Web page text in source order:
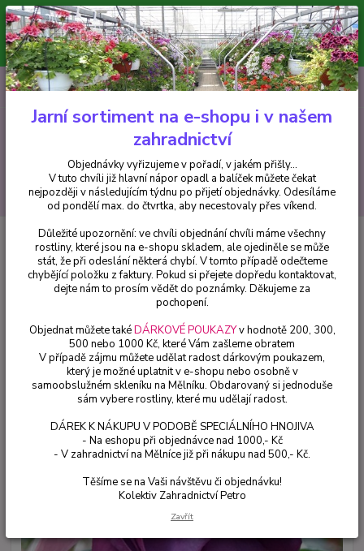
Minimální hodnota pro odeslání z e-shopu je 300 Kč.
V tuto chvíli již hlavní nápor objednávek opadl a balíček můžete čekat
nejpozději v následujícím týdnu po přijetí objednávky. Objednávky
vyřizujeme v pořadí, v jakém přišly...
CZK
Hledat
+420 602 223 614 0ks
za0 Kč
Fuchsie Jollies La Grande Provance - cena na prodejně
Jollies La Grande Provance - cena
na prodejně
Jarní sortiment na e-shopu i v našem
zahradnictví
Objednávky vyřizujeme v pořadí, v jakém přišly...
V tuto chvíli již hlavní nápor opadl a balíček můžete čekat
nejpozději v následujícím týdnu po přijetí objednávky. Odesíláme
od pondělí max. do čtvrtka, aby necestovaly přes víkend.
Důležité upozornění: ve chvíli objednání chvíli máme všechny
rostliny, které jsou na e-shopu skladem, ale ojediněle se může
stát, že při odeslání některá chybí. V tomto případě odečteme
chybějící položku z faktury. Pokud si přejete dopředu kontaktovat,
dejte nám to prosím vědět do poznámky. Děkujeme za
pochopení.
Objednat můžete takéDÁRKOVÉ POUKAZYv hodnotě 200, 300,
500 nebo 1000 Kč, které Vám zašleme obratem
V případě zájmu můžete udělat radost dárkovým poukazem,
který je možné uplatnit v e-shopu nebo osobně v
samoobslužném skleníku na Mělníku. Obdarovaný si jednoduše
sám vybere rostliny, které mu udělají radost.
DÁREK K NÁKUPU V PODOBĚ SPECIÁLNÍHO HNOJIVA
- Na eshopu při objednávce nad 1000,- Kč
- V zahradnictví na Mělníce již při nákupu nad 500,- Kč.
Těšíme se na Vaši návštěvu či objednávku!
Kolektiv Zahradnictví Petro
Zavřít